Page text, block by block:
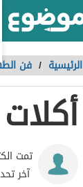
الرئيسية / فن
تمت
آخر